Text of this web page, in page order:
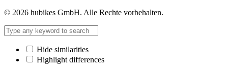
© 2026 hubikes GmbH. Alle Rechte vorbehalten.
Hide similarities
Highlight differences